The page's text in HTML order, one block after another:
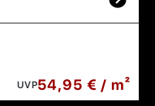
UVP54,95 € / m²